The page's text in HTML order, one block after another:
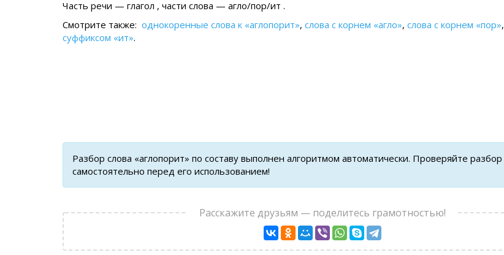
Часть речи — глагол , части слова — агло/пор/ит .
Смотрите также: однокоренные слова к «аглопорит», слова с корнем «агло», слова с корнем «пор»,
суффиксом «ит».
Разбор слова «аглопорит» по составу выполнен алгоритмом автоматически. Проверяйте разбор
самостоятельно перед его использованием!
Расскажите друзьям — поделитесь грамотностью!